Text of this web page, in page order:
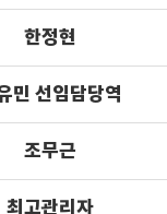
한정현
민 선임담당역
조무근
최고관리자